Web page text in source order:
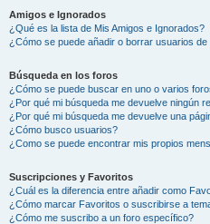
Amigos e Ignorados
¿Qué es la lista de Mis Amigos e Ignorados?
¿Cómo se puede añadir o borrar usuarios
Búsqueda en los foros
¿Cómo se puede buscar en uno o varios
¿Por qué mi búsqueda me devuelve ningún
¿Por qué mi búsqueda me devuelve una
¿Cómo busco usuarios?
¿Como se puede encontrar mis propios
Suscripciones y Favoritos
¿Cuál es la diferencia entre añadir como
¿Cómo marcar Favoritos o suscribirse a
¿Cómo me suscribo a un foro específico?